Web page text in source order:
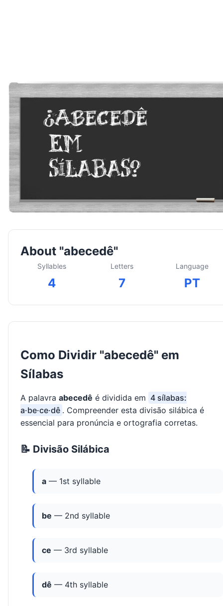
About "abecedê"
Syllables
4
Letters
7
Language
PT
Como Dividir "abecedê" em
Sílabas
A palavra abecedê é dividida em 4 sílabas:
a·be·ce·dê . Compreender esta divisão silábica é
essencial para pronúncia e ortografia corretas.
📝 Divisão Silábica
a — 1st syllable
be — 2nd syllable
ce — 3rd syllable
dê — 4th syllable